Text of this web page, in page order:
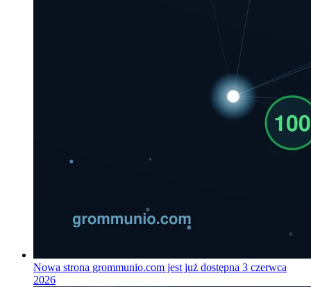
Nowa strona grommunio.com jest już dostępna 3 czerwca
2026